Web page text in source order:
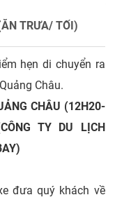
TRƯA/ TỐI)
hẹn di chuyển ra
Châu.
CHÂU (12H20-
TY DU LỊCH
đưa quý khách về